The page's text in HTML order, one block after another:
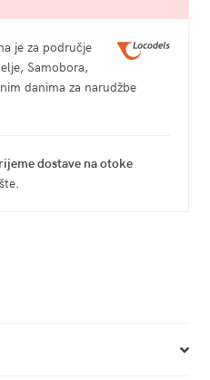
je za područje
Samobora,
danima za narudžbe
dostave na otoke